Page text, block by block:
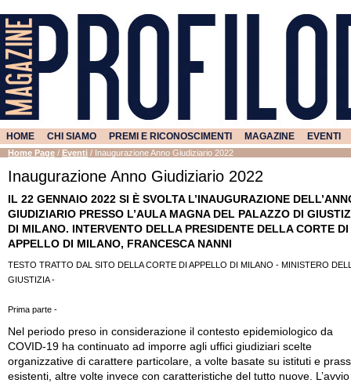
HOME CHI SIAMO PREMI E RICONOSCIMENTI MAGAZINE EVENTI
Home Page / Eventi / Inaugurazione Anno Giudiziario 2022
Inaugurazione Anno Giudiziario 2022
IL 22 GENNAIO 2022 SI È SVOLTA L’INAUGURAZIONE
GIUDIZIARIO PRESSO L’AULA MAGNA DEL PALAZZO DI
DI MILANO. INTERVENTO DELLA PRESIDENTE DELLA CORTE DI
APPELLO DI MILANO, FRANCESCA NANNI
TESTO TRATTO DAL SITO DELLA CORTE DI APPELLO DI MILANO - MINISTERO
GIUSTIZIA -
Prima parte -
Nel periodo preso in considerazione il contesto epidemiologico da
COVID-19 ha continuato ad imporre agli uffici giudiziari scelte
organizzative di carattere particolare, a volte basate su istituti e
esistenti, altre volte invece con caratteristiche del tutto nuove. L’avvio